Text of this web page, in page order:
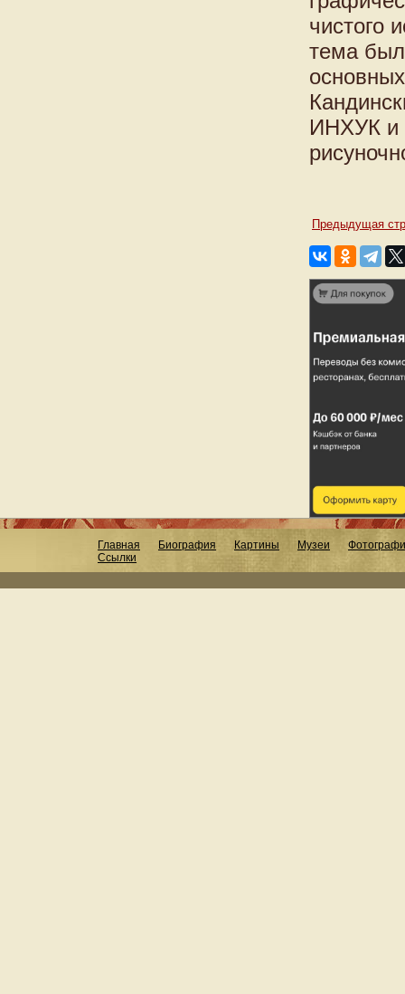
чистого
тема
ИНХУК и
Предыдущая
Главная Биография Картины Музеи
Ссылки